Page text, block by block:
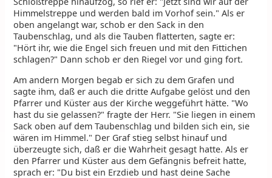
Himmelstreppe und werden bald im Vorhof sein." Als er
oben angelangt war, schob er den Sack in den
Taubenschlag, und als die Tauben flatterten, sagte er:
"Hört ihr, wie die Engel sich freuen und mit den Fittichen
schlagen?" Dann schob er den Riegel vor und ging fort.
Am andern Morgen begab er sich zu dem Grafen und
sagte ihm, daß er auch die dritte Aufgabe gelöst und den
Pfarrer und Küster aus der Kirche weggeführt hätte. "Wo
hast du sie gelassen?" fragte der Herr. "Sie liegen in einem
Sack oben auf dem Taubenschlag und bilden sich ein, sie
wären im Himmel." Der Graf stieg selbst hinauf und
überzeugte sich, daß er die Wahrheit gesagt hatte. Als er
den Pfarrer und Küster aus dem Gefängnis befreit hatte,
sprach er: "Du bist ein Erzdieb und hast deine Sache